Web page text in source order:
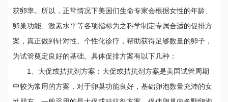
获卵率。所以，正常情况下美国们生命专家会根据女性的年龄、
卵巢功能、激素水平等各项指标为之科学制定专属合适的促排方
案，真正做到针对性、个性化诊疗，帮助获得足够数量的卵子，
为试管奠定良好的基础。具体促排方案有以下几种：
1、大促或拮抗剂方案：大促或拮抗剂方案是美国试管周期
中较为常用的方案，对于卵巢功能良好，基础卵泡数量充沛的女